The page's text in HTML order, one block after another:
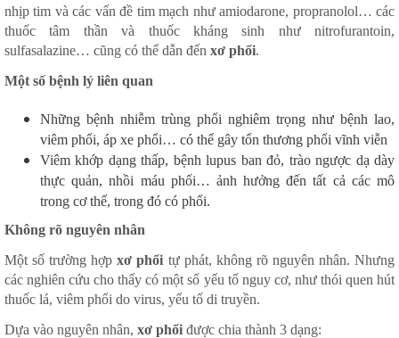
nhịp tim và các vấn đề tim mạch như amiodarone, propranolol… các
thuốc tâm thần và thuốc kháng sinh như nitrofurantoin,
sulfasalazine… cũng có thể dẫn đến xơ phổi.
Một số bệnh lý liên quan
Những bệnh nhiễm trùng phổi nghiêm trọng như bệnh lao,
viêm phổi, áp xe phổi… có thể gây tổn thương phổi vĩnh viễn
Viêm khớp dạng thấp, bệnh lupus ban đỏ, trào ngược dạ dày
thực quản, nhồi máu phổi… ảnh hưởng đến tất cả các mô
trong cơ thể, trong đó có phổi.
Không rõ nguyên nhân
Một số trường hợpxơ phổi tự phát, không rõ nguyên nhân. Nhưng
các nghiên cứu cho thấy có một số yếu tố nguy cơ, như thói quen hút
thuốc lá, viêm phổi do virus, yếu tố di truyền.
Dựa vào nguyên nhân, xơ phổi được chia thành 3 dạng: